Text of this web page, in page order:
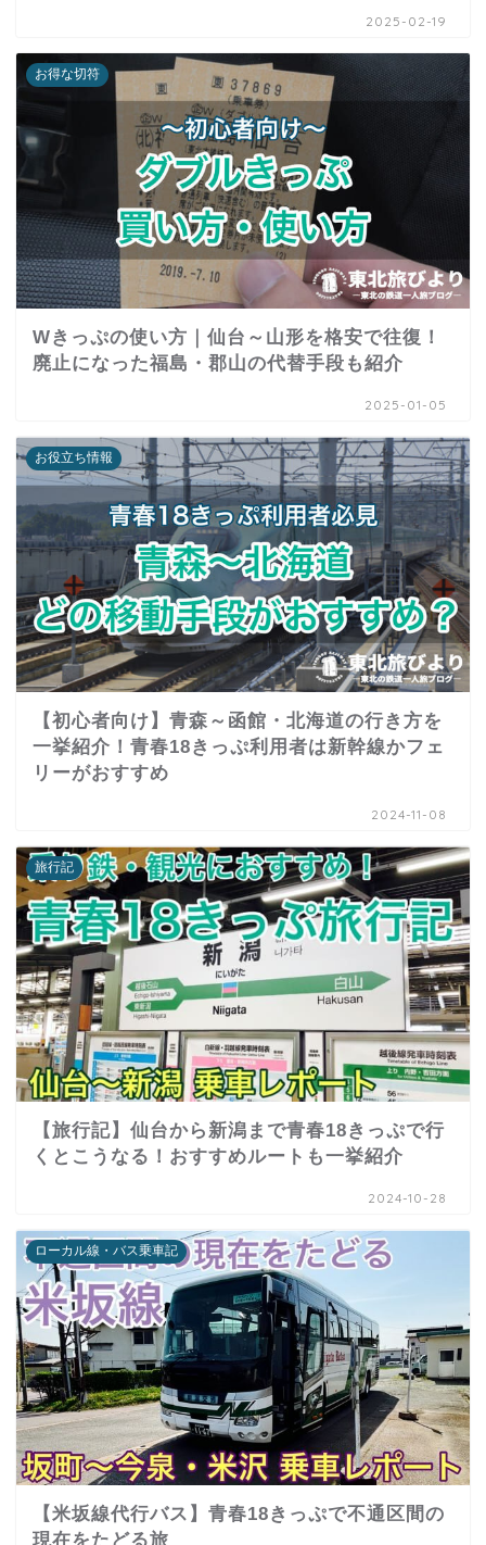
2025-02-19
お得な切符
Wきっぷの使い方｜仙台～山形を格安で往復！
廃止になった福島・郡山の代替手段も紹介
2025-01-05
お役立ち情報
【初心者向け】青森～函館・北海道の行き方を
一挙紹介！青春18きっぷ利用者は新幹線かフェ
リーがおすすめ
2024-11-08
旅行記
【旅行記】仙台から新潟まで青春18きっぷで行
くとこうなる！おすすめルートも一挙紹介
2024-10-28
ローカル線・バス乗車記
【米坂線代行バス】青春18きっぷで不通区間の
現在をたどる旅